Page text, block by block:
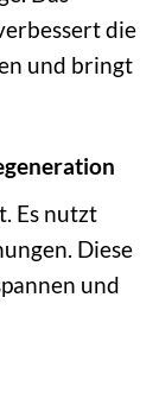
die
und bringt
Es nutzt
Diese
und